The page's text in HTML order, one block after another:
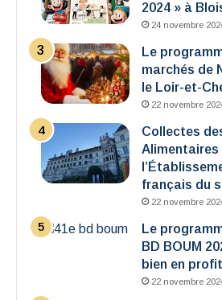
2024 » à
24 novembre
Le
marchés de
le Loir-et-
22 novembre
Collectes
Alimentaires
français du
22 novembre
Le
BD BOUM
bien en
22 novembre